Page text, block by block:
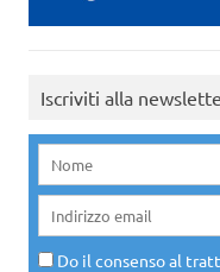
Iscriviti alla
Do il consenso al